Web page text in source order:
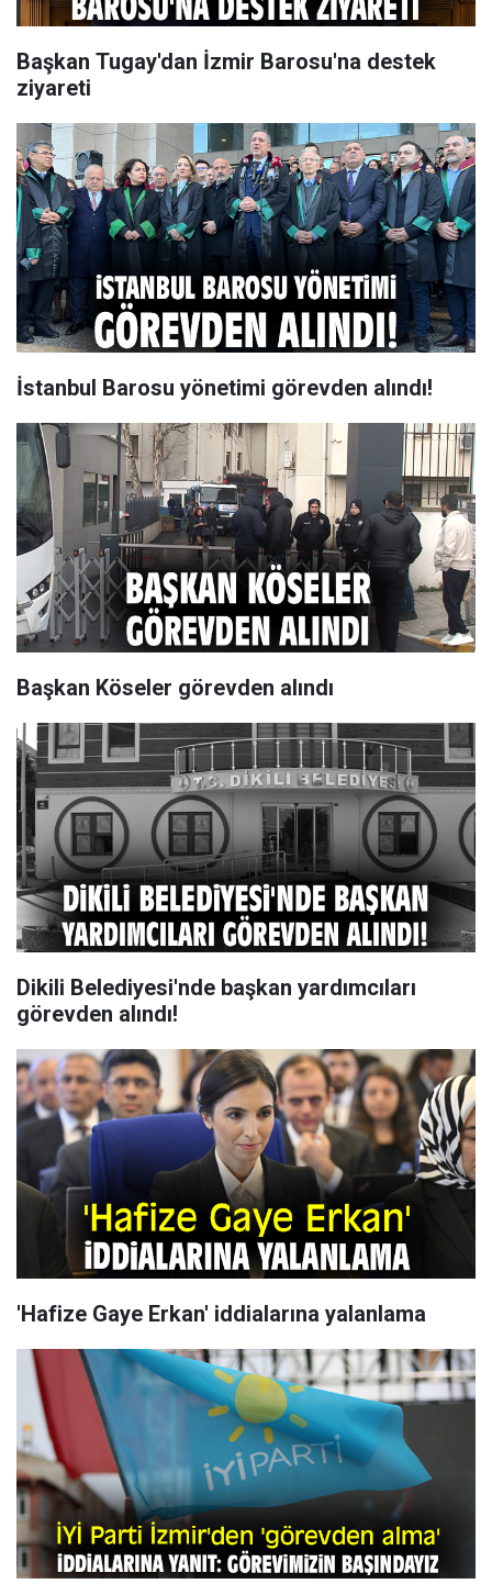
Başkan Tugay'dan İzmir Barosu'na destek
ziyareti
İstanbul Barosu yönetimi görevden alındı!
Başkan Köseler görevden alındı
Dikili Belediyesi'nde başkan yardımcıları
görevden alındı!
'Hafize Gaye Erkan' iddialarına yalanlama